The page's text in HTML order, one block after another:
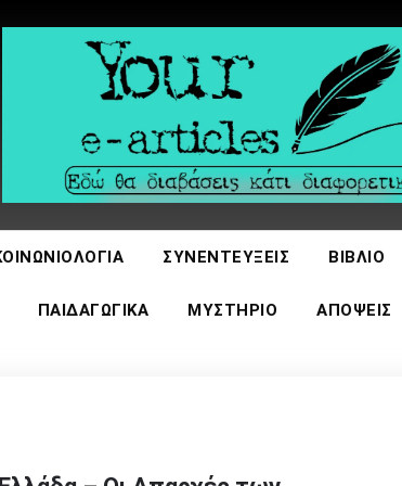
ΣΥΝΕΝΤΕΎΞΕΙΣ ΒΙΒΛΊΟ
ΠΑΙΔΑΓΩΓΙΚΆ ΜΥΣΤΉΡΙΟ ΑΠΌΨΕΙΣ